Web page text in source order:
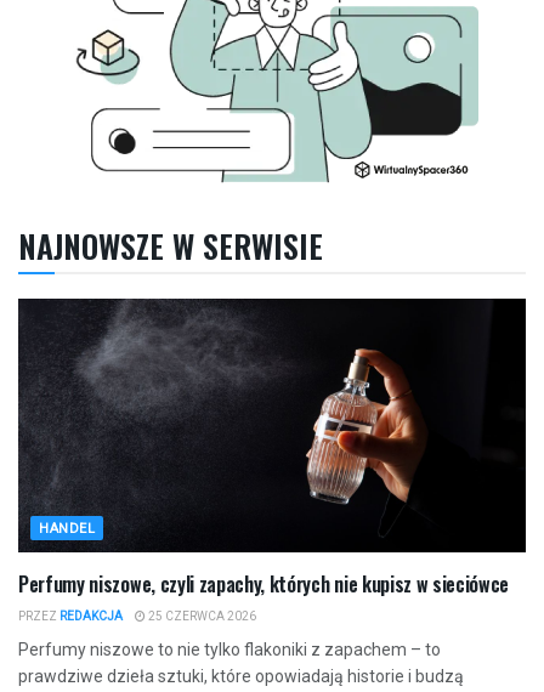
NAJNOWSZE W SERWISIE
HANDEL
Perfumy niszowe, czyli zapachy, których nie kupisz w sieciówce
PRZEZ REDAKCJA 25 CZERWCA 2026
Perfumy niszowe to nie tylko flakoniki z zapachem – to
prawdziwe dzieła sztuki, które opowiadają historie i budzą